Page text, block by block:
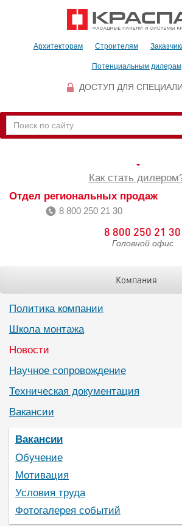
Архитекторам Строителям
Потенциальным дилерам
ДОСТУП ДЛЯ
Как стать
Отдел региональных продаж
8 800 250 21 30
8 800 250 21 30
Головной офис
Компания
Политика компании
Школа монтажа
Новости
Научное сопровождение
Техническая документация
Вакансии
Вакансии
Обучение
Мотивация
Условия труда
Фотогалерея событий